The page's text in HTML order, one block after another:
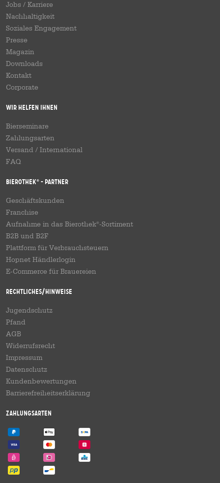
Jobs / Karriere
Nachhaltigkeit
Soziales Engagement
Presse
Magazin
Downloads
Kontakt
Corporate
Wir helfen Ihnen
Bierseminare
Zahlungsarten
Versand / International
FAQ
Bierothek® - Partner
Geschäftskunden
Franchise
Aufnahme in das Bierothek®-Sortiment
B2B und B2F
Plattform für Verbrauchsteuern
Hopnet Händlerlogin
E-Commerce für Brauereien
Rechtliches/Hinweise
Jugendschutz
Pfand
AGB
Widerrufsrecht
Impressum
Datenschutz
Kundenbewertungen
Barrierefreiheitserklärung
Zahlungsarten